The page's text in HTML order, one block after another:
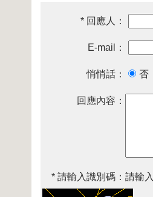
* 回應人：
E-mail：
悄悄話： 否
回應內容：
* 請輸入識別碼： 請輸